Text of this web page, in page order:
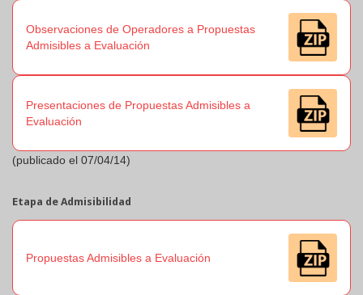
Observaciones de Operadores a Propuestas
Admisibles a Evaluación
Presentaciones de Propuestas Admisibles a
Evaluación
(publicado el 07/04/14)
Etapa de Admisibilidad
Propuestas Admisibles a Evaluación